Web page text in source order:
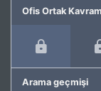
Ofis Ortak
Arama geçmişi